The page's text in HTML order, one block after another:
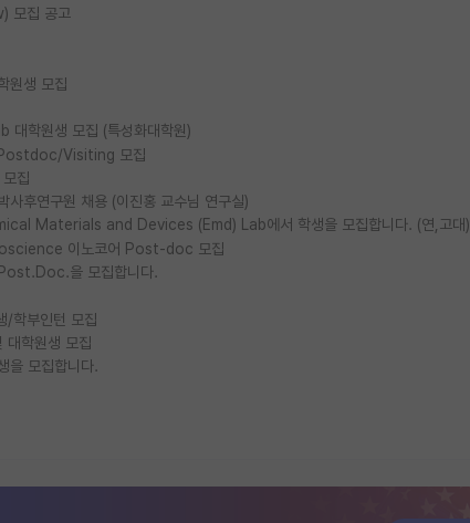
모집 공고
원생 모집
학원생 모집 (특성화대학원)
Postdoc/Visiting 모집
집
사후연구원 채용 (이진홍 교수님 연구실)
Materials and Devices (Emd) Lab에서 학생을 모집합니다. (연,고대)
이노코어 Post-doc 모집
Post.Doc.을 모집합니다.
/학부인턴 모집
대학원생 모집
을 모집합니다.